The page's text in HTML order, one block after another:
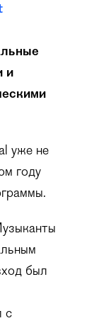
и
уже не
году
был
с